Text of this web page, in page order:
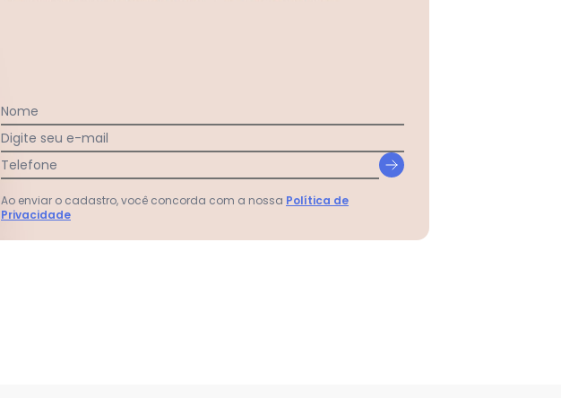
Nome
Digite seu e-mail
Telefone
Ao enviar o cadastro, você concorda com a nossa Política de
Privacidade